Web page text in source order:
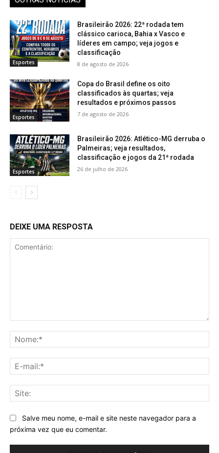
Esportes
Brasileirão 2026: 22ª rodada tem
clássico carioca, Bahia x Vasco e
líderes em campo; veja jogos e
classificação
8 de agosto de 2026
Esportes
Copa do Brasil define os oito
classificados às quartas; veja
resultados e próximos passos
7 de agosto de 2026
Esportes
Brasileirão 2026: Atlético-MG derruba o
Palmeiras; veja resultados,
classificação e jogos da 21ª rodada
26 de julho de 2026
DEIXE UMA RESPOSTA
Salve meu nome, e-mail e site neste navegador para a
próxima vez que eu comentar.